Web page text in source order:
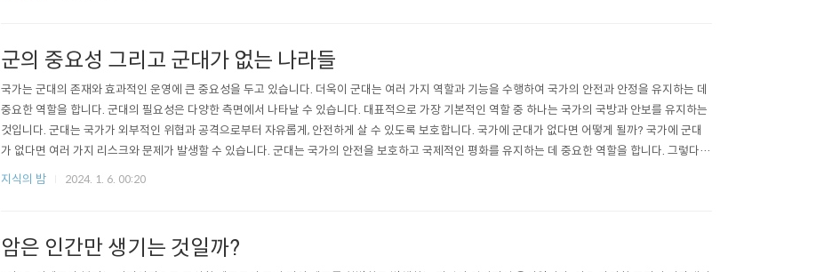
군의 중요성 그리고 군대가 없는 나라들
국가는 군대의 존재와 효과적인 운영에 큰 중요성을 두고 있습니다. 더욱이 군대는 여러 가지 역할과 기능을 수행하여 국가의 안전과 안정을 유지하는 데
중요한 역할을 합니다. 군대의 필요성은 다양한 측면에서 나타날 수 있습니다. 대표적으로 가장 기본적인 역할 중 하나는 국가의 국방과 안보를 유지하는
것입니다. 군대는 국가가 외부적인 위협과 공격으로부터 자유롭게, 안전하게 살 수 있도록 보호합니다. 국가에 군대가 없다면 어떻게 될까? 국가에 군대
가 없다면 여러 가지 리스크와 문제가 발생할 수 있습니다. 군대는 국가의 안전을 보호하고 국제적인 평화를 유지하는 데 중요한 역할을 합니다. 그렇다면
국가에 군대가 없을 때 발생할 수 있는 일부 문제와 리스크가 무엇이 있을까요? 일단은 군대가 없다면 국가는 외부에서 오..
지식의 밤 2024. 1. 6. 00:20
암은 인간만 생기는 것일까?